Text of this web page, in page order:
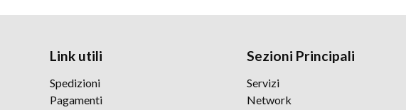
Link utili
Spedizioni
Pagamenti
Sezioni Principali
Servizi
Network